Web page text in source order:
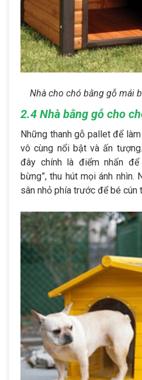
Nhà cho chó bằng gỗ mái
2.4 Nhà bằng gỗ cho
Những thanh gỗ pallet để
vô cùng nổi bật và ấn
đây chính là điểm nhấn
bừng”, thu hút mọi ánh nhìn.
sân nhỏ phía trước để bé cún